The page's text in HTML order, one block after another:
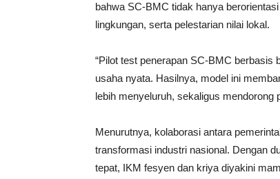
bahwa SC-BMC tidak hanya
lingkungan, serta pelestarian nilai lokal.
“Pilot test penerapan SC-BMC berbasis
usaha nyata. Hasilnya, model ini
lebih menyeluruh, sekaligus mendorong
Menurutnya, kolaborasi antara
transformasi industri nasional. Dengan
tepat, IKM fesyen dan kriya diyakini